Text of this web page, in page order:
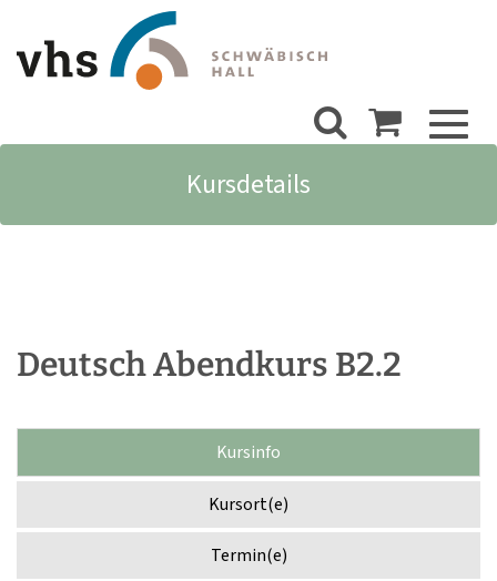
Kursdetails
Deutsch Abendkurs B2.2
Kursinfo
Kursort(e)
Termin(e)